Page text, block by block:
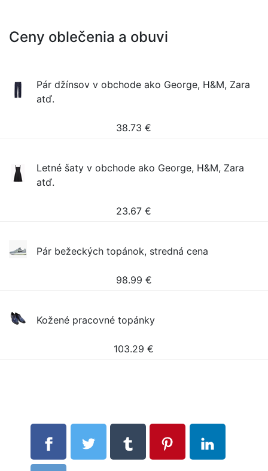
Ceny oblečenia a obuvi
Pár džínsov v obchode ako George, H&M, Zara
atď.
38.73 €
Letné šaty v obchode ako George, H&M, Zara
atď.
23.67 €
Pár bežeckých topánok, stredná cena
98.99 €
Kožené pracovné topánky
103.29 €